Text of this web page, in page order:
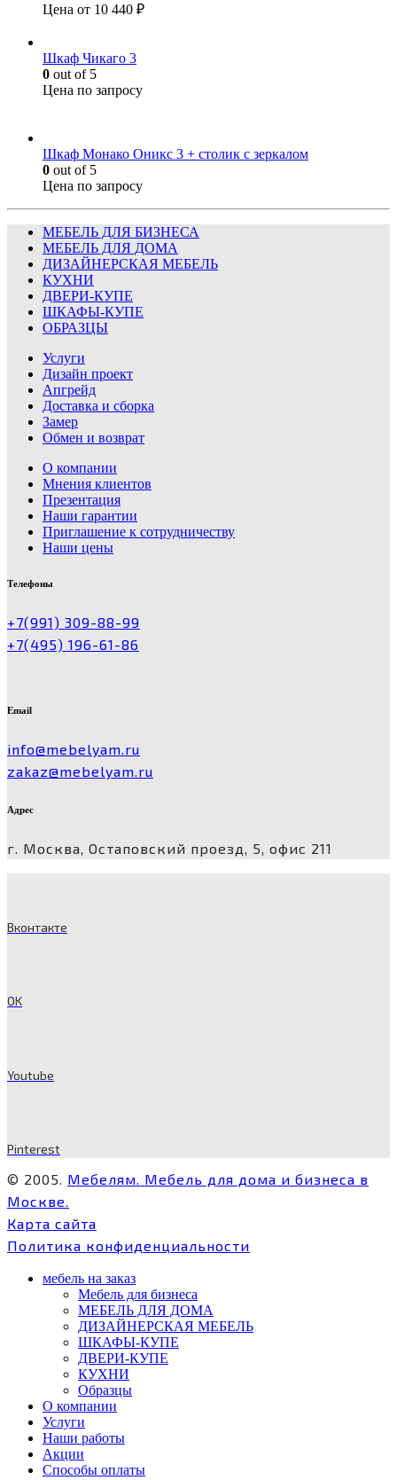
Цена от 10 440 ₽
Шкаф Чикаго 3
0 out of 5
Цена по запросу
Шкаф Монако Оникс 3 + столик с зеркалом
0 out of 5
Цена по запросу
МЕБЕЛЬ ДЛЯ БИЗНЕСА
МЕБЕЛЬ ДЛЯ ДОМА
ДИЗАЙНЕРСКАЯ МЕБЕЛЬ
КУХНИ
ДВЕРИ-КУПЕ
ШКАФЫ-КУПЕ
ОБРАЗЦЫ
Услуги
Дизайн проект
Апгрейд
Доставка и сборка
Замер
Обмен и возврат
О компании
Мнения клиентов
Презентация
Наши гарантии
Приглашение к сотрудничеству
Наши цены
Телефоны
+7(991) 309-88-99
+7(495) 196-61-86
Email
info@mebelyam.ru
zakaz@mebelyam.ru
Адрес
г. Москва, Остаповский проезд, 5, офис 211
Вконтакте
OK
Youtube
Pinterest
© 2005. Мебелям. Мебель для дома и бизнеса в
Москве.
Карта сайта
Политика конфиденциальности
мебель на заказ
Мебель для бизнеса
МЕБЕЛЬ ДЛЯ ДОМА
ДИЗАЙНЕРСКАЯ МЕБЕЛЬ
ШКАФЫ-КУПЕ
ДВЕРИ-КУПЕ
КУХНИ
Образцы
О компании
Услуги
Наши работы
Акции
Способы оплаты